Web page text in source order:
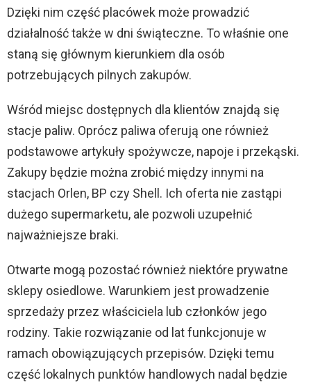
Dzięki nim część placówek może prowadzić
działalność także w dni świąteczne. To właśnie one
staną się głównym kierunkiem dla osób
potrzebujących pilnych zakupów.
Wśród miejsc dostępnych dla klientów znajdą się
stacje paliw. Oprócz paliwa oferują one również
podstawowe artykuły spożywcze, napoje i przekąski.
Zakupy będzie można zrobić między innymi na
stacjach Orlen, BP czy Shell. Ich oferta nie zastąpi
dużego supermarketu, ale pozwoli uzupełnić
najważniejsze braki.
Otwarte mogą pozostać również niektóre prywatne
sklepy osiedlowe. Warunkiem jest prowadzenie
sprzedaży przez właściciela lub członków jego
rodziny. Takie rozwiązanie od lat funkcjonuje w
ramach obowiązujących przepisów. Dzięki temu
część lokalnych punktów handlowych nadal będzie